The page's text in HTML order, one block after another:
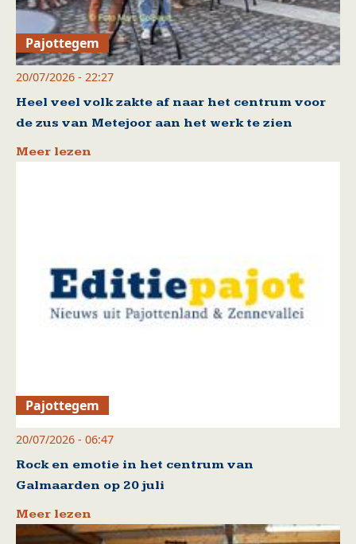
Pajottegem
20/07/2026 - 22:27
Heel veel volk zakte af naar het centrum voor
de zus van Metejoor aan het werk te zien
Meer lezen
Pajottegem
20/07/2026 - 06:47
Rock en emotie in het centrum van
Galmaarden op 20 juli
Meer lezen